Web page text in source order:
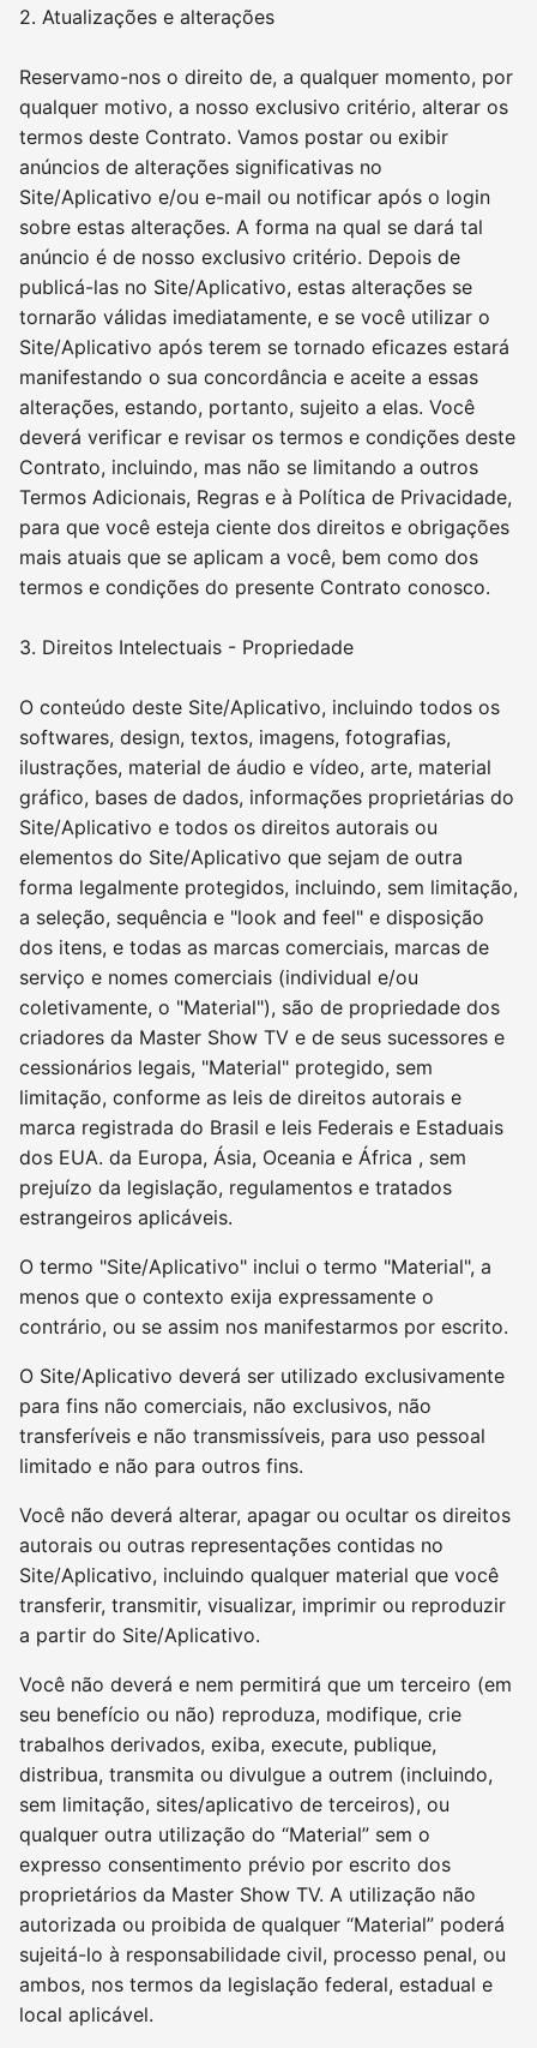
2. Atualizações e alterações
Reservamo-nos o direito de, a qualquer momento, por
qualquer motivo, a nosso exclusivo critério, alterar os
termos deste Contrato. Vamos postar ou exibir
anúncios de alterações significativas no
Site/Aplicativo e/ou e-mail ou notificar após o login
sobre estas alterações. A forma na qual se dará tal
anúncio é de nosso exclusivo critério. Depois de
publicá-las no Site/Aplicativo, estas alterações se
tornarão válidas imediatamente, e se você utilizar o
Site/Aplicativo após terem se tornado eficazes estará
manifestando o sua concordância e aceite a essas
alterações, estando, portanto, sujeito a elas. Você
deverá verificar e revisar os termos e condições deste
Contrato, incluindo, mas não se limitando a outros
Termos Adicionais, Regras e à Política de Privacidade,
para que você esteja ciente dos direitos e obrigações
mais atuais que se aplicam a você, bem como dos
termos e condições do presente Contrato conosco.
3. Direitos Intelectuais - Propriedade
O conteúdo deste Site/Aplicativo, incluindo todos os
softwares, design, textos, imagens, fotografias,
ilustrações, material de áudio e vídeo, arte, material
gráfico, bases de dados, informações proprietárias do
Site/Aplicativo e todos os direitos autorais ou
elementos do Site/Aplicativo que sejam de outra
forma legalmente protegidos, incluindo, sem limitação,
a seleção, sequência e "look and feel" e disposição
dos itens, e todas as marcas comerciais, marcas de
serviço e nomes comerciais (individual e/ou
coletivamente, o "Material"), são de propriedade dos
criadores da Master Show TV e de seus sucessores e
cessionários legais, "Material" protegido, sem
limitação, conforme as leis de direitos autorais e
marca registrada do Brasil e leis Federais e Estaduais
dos EUA. da Europa, Ásia, Oceania e África , sem
prejuízo da legislação, regulamentos e tratados
estrangeiros aplicáveis.
O termo "Site/Aplicativo" inclui o termo "Material", a
menos que o contexto exija expressamente o
contrário, ou se assim nos manifestarmos por escrito.
O Site/Aplicativo deverá ser utilizado exclusivamente
para fins não comerciais, não exclusivos, não
transferíveis e não transmissíveis, para uso pessoal
limitado e não para outros fins.
Você não deverá alterar, apagar ou ocultar os direitos
autorais ou outras representações contidas no
Site/Aplicativo, incluindo qualquer material que você
transferir, transmitir, visualizar, imprimir ou reproduzir
a partir do Site/Aplicativo.
Você não deverá e nem permitirá que um terceiro (em
seu benefício ou não) reproduza, modifique, crie
trabalhos derivados, exiba, execute, publique,
distribua, transmita ou divulgue a outrem (incluindo,
sem limitação, sites/aplicativo de terceiros), ou
qualquer outra utilização do “Material” sem o
expresso consentimento prévio por escrito dos
proprietários da Master Show TV. A utilização não
autorizada ou proibida de qualquer “Material” poderá
sujeitá-lo à responsabilidade civil, processo penal, ou
ambos, nos termos da legislação federal, estadual e
local aplicável.